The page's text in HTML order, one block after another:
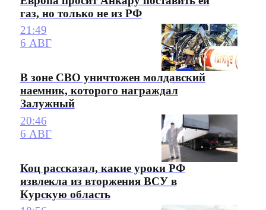
газ, но только не из РФ
21:49
6 АВГ
В зоне СВО уничтожен молдавский
наемник, которого награждал
Залужный
20:46
6 АВГ
Коц рассказал, какие уроки РФ
извлекла из вторжения ВСУ в
Курскую область